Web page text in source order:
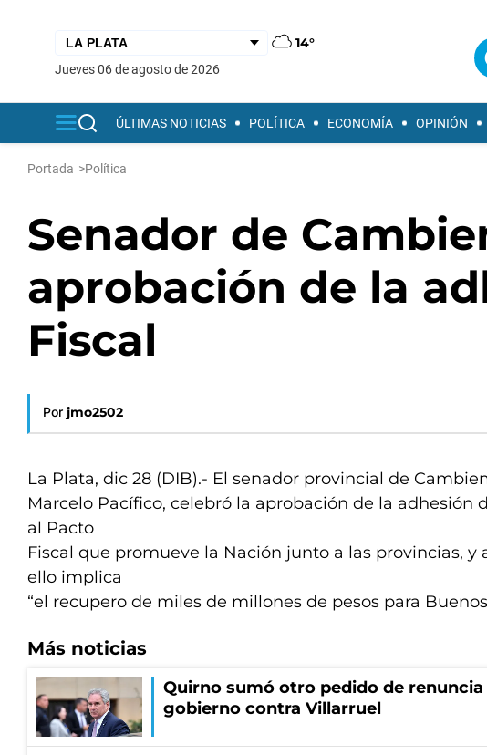
14°
jueves 06 de agosto de 2026
ÚLTIMAS NOTICIAS POLÍTICA ECONOMÍA OPINIÓN
Portada >Política
Senador de
aprobación de la
Fiscal
Por jmo2502
La Plata, dic 28 (DIB).- El senador provincial de
Marcelo Pacífico, celebró la aprobación de la adhesión
al Pacto
Fiscal que promueve la Nación junto a las provincias, y
ello implica
“el recupero de miles de millones de pesos para Buenos
Más noticias
Quirno sumó otro pedido de renuncia
gobierno contra Villarruel